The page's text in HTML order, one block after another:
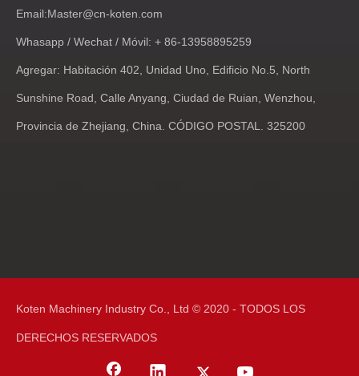
Email:Master@cn-koten.com
Whasapp / Wechat / Móvil: + 86-13958895259
Agregar: Habitación 402, Unidad Uno, Edificio No.5, North
Sunshine Road, Calle Anyang, Ciudad de Ruian, Wenzhou,
Provincia de Zhejiang, China. CÓDIGO POSTAL. 325200
Koten Machinery Industry Co., Ltd © 2020 - TODOS LOS
DERECHOS RESERVADOS